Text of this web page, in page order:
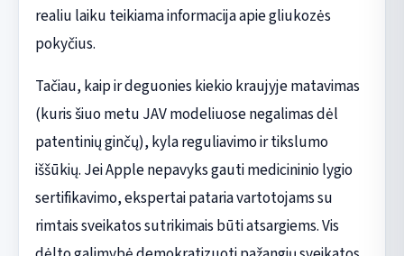
realiu laiku teikiama informacija apie gliukozės
pokyčius.
Tačiau, kaip ir deguonies kiekio kraujyje matavimas
(kuris šiuo metu JAV modeliuose negalimas dėl
patentinių ginčų), kyla reguliavimo ir tikslumo
iššūkių. Jei Apple nepavyks gauti medicininio lygio
sertifikavimo, ekspertai pataria vartotojams su
rimtais sveikatos sutrikimais būti atsargiems. Vis